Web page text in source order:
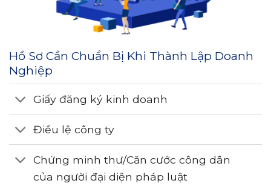
Hồ Sơ Cần Chuẩn Bị Khi Thành Lập Doanh
Nghiệp
Giấy đăng ký kinh doanh
Điều lệ công ty
Chứng minh thư/Căn cước công dân
của người đại diện pháp luật